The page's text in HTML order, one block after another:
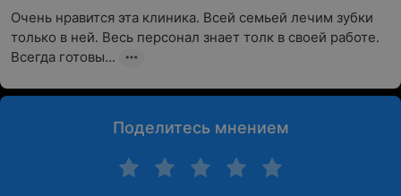
Очень нравится эта клиника. Всей семьей лечим зубки
только в ней. Весь персонал знает толк в своей работе.
Всегда готовы...
Поделитесь мнением